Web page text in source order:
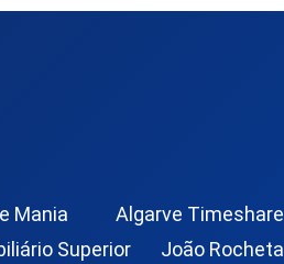
Mania
Algarve Timeshare
Superior
João Rocheta